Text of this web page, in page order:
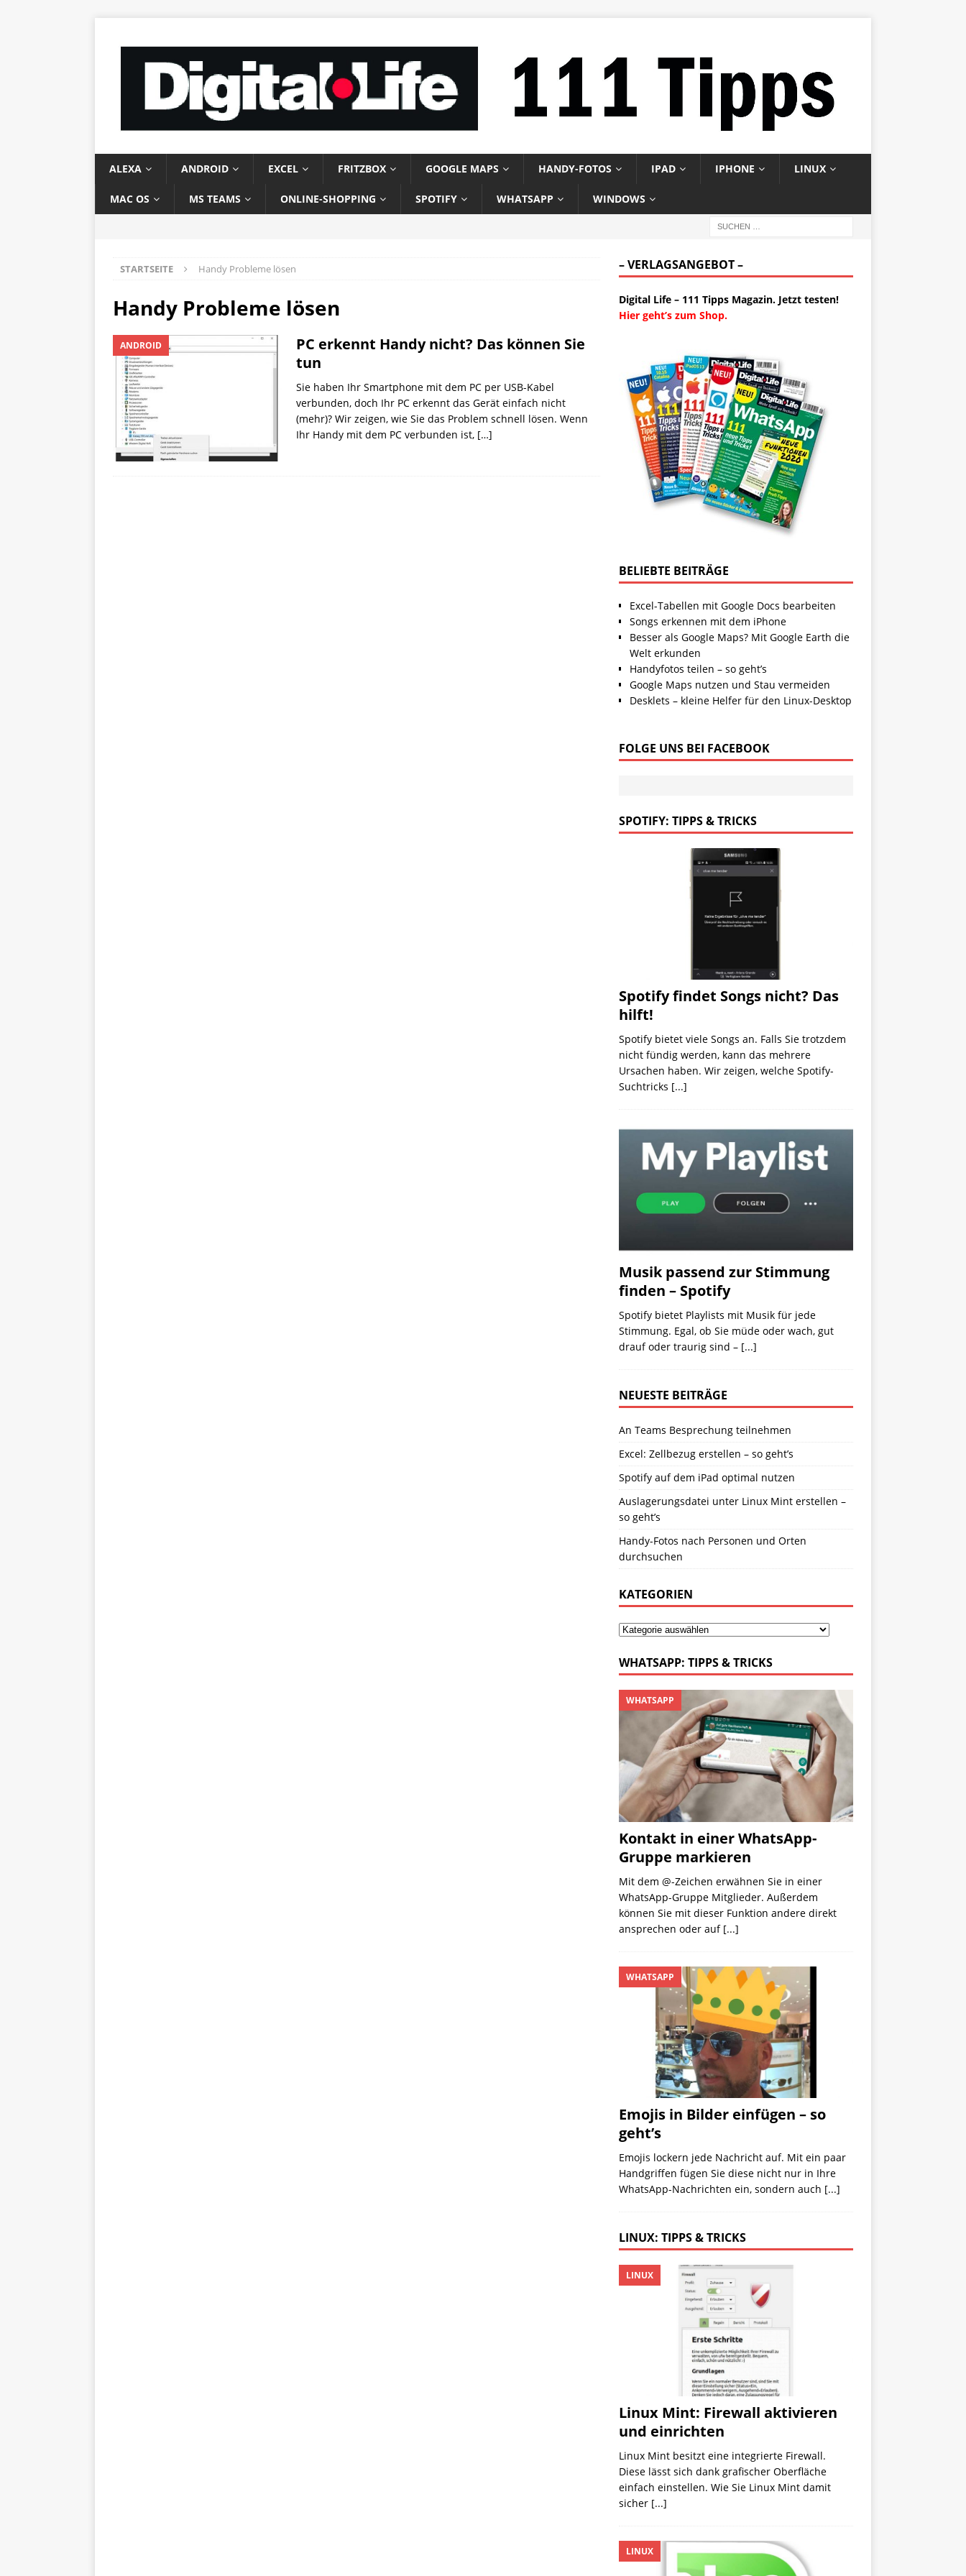
ALEXA ANDROID EXCEL FRITZBOX GOOGLE MAPS HANDY-FOTOS IPAD IPHONE LINUX
MAC OS MS TEAMS ONLINE-SHOPPING SPOTIFY WHATSAPP WINDOWS
STARTSEITE Handy Probleme lösen
Handy Probleme lösen
ANDROID
PC erkennt Handy nicht? Das können Sie
tun
Sie haben Ihr Smartphone mit dem PC per USB-Kabel
verbunden, doch Ihr PC erkennt das Gerät einfach nicht
(mehr)? Wir zeigen, wie Sie das Problem schnell lösen. Wenn
Ihr Handy mit dem PC verbunden ist, […]
– VERLAGSANGEBOT –
Digital Life – 111 Tipps Magazin. Jetzt testen!
Hier geht’s zum Shop.
BELIEBTE BEITRÄGE
Excel-Tabellen mit Google Docs bearbeiten
Songs erkennen mit dem iPhone
Besser als Google Maps? Mit Google Earth die
Welt erkunden
Handyfotos teilen – so geht’s
Google Maps nutzen und Stau vermeiden
Desklets – kleine Helfer für den Linux-Desktop
FOLGE UNS BEI FACEBOOK
SPOTIFY: TIPPS & TRICKS
Spotify findet Songs nicht? Das
hilft!
Spotify bietet viele Songs an. Falls Sie trotzdem
nicht fündig werden, kann das mehrere
Ursachen haben. Wir zeigen, welche Spotify-
Suchtricks [...]
Musik passend zur Stimmung
finden – Spotify
Spotify bietet Playlists mit Musik für jede
Stimmung. Egal, ob Sie müde oder wach, gut
drauf oder traurig sind – [...]
NEUESTE BEITRÄGE
An Teams Besprechung teilnehmen
Excel: Zellbezug erstellen – so geht’s
Spotify auf dem iPad optimal nutzen
Auslagerungsdatei unter Linux Mint erstellen –
so geht’s
Handy-Fotos nach Personen und Orten
durchsuchen
KATEGORIEN
WHATSAPP: TIPPS & TRICKS
Kontakt in einer WhatsApp-
Gruppe markieren
WHATSAPP
Mit dem @-Zeichen erwähnen Sie in einer
WhatsApp-Gruppe Mitglieder. Außerdem
können Sie mit dieser Funktion andere direkt
ansprechen oder auf [...]
Emojis in Bilder einfügen – so
geht’s
WHATSAPP
Emojis lockern jede Nachricht auf. Mit ein paar
Handgriffen fügen Sie diese nicht nur in Ihre
WhatsApp-Nachrichten ein, sondern auch [...]
LINUX: TIPPS & TRICKS
Linux Mint: Firewall aktivieren
und einrichten
LINUX
Linux Mint besitzt eine integrierte Firewall.
Diese lässt sich dank grafischer Oberfläche
einfach einstellen. Wie Sie Linux Mint damit
sicher [...]
LINUX